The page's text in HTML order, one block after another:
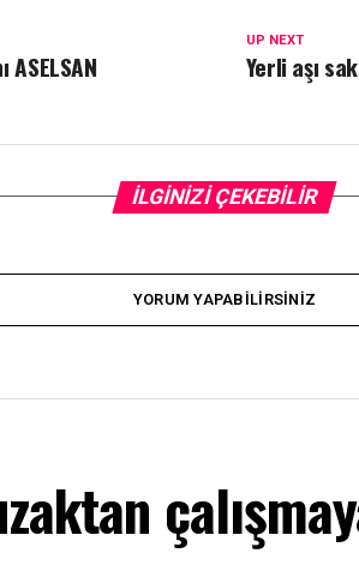
UP NEXT
Yerli aşı
ASELSAN
İLGİNİZİ ÇEKEBİLİR
YORUM YAPABILIRSINIZ